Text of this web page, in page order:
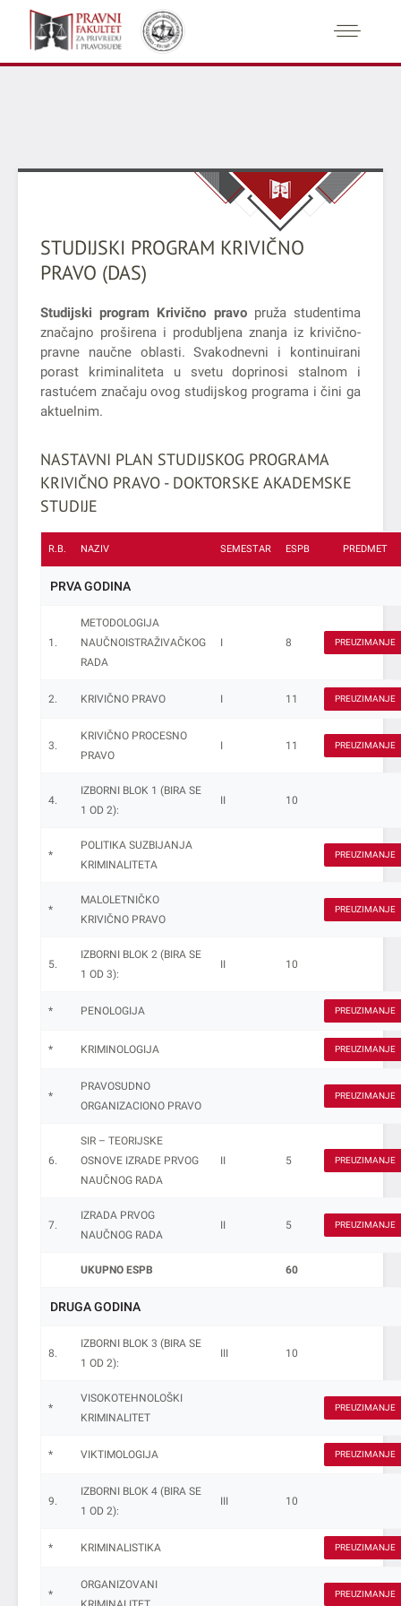
STUDIJSKI PROGRAM KRIVIČNO
PRAVO (DAS)
Studijski program Krivično pravopruža studentima
značajno proširena i produbljena znanja iz krivično-
pravne naučne oblasti. Svakodnevni i kontinuirani
porast kriminaliteta u svetu doprinosi stalnom i
rastućem značaju ovog studijskog programa i čini ga
aktuelnim.
NASTAVNI PLAN STUDIJSKOG PROGRAMA
KRIVIČNO PRAVO - DOKTORSKE AKADEMSKE
STUDIJE
R.B. NAZIV SEMESTAR ESPB PREDMET
PRVA GODINA
1.
METODOLOGIJA
NAUČNOISTRAŽIVAČKOG
RADA
I 8 PREUZIMANJE
2. KRIVIČNO PRAVO I 11 PREUZIMANJE
3.
KRIVIČNO PROCESNO
PRAVO
I 11 PREUZIMANJE
4.
IZBORNI BLOK 1 (BIRA SE
1 OD 2):
II 10
*
POLITIKA SUZBIJANJA
KRIMINALITETA
PREUZIMANJE
*
MALOLETNIČKO
KRIVIČNO PRAVO
PREUZIMANJE
5.
IZBORNI BLOK 2 (BIRA SE
1 OD 3):
II 10
* PENOLOGIJA PREUZIMANJE
* KRIMINOLOGIJA PREUZIMANJE
*
PRAVOSUDNO
ORGANIZACIONO PRAVO
PREUZIMANJE
6.
SIR – TEORIJSKE
OSNOVE IZRADE PRVOG
NAUČNOG RADA
II 5 PREUZIMANJE
7.
IZRADA PRVOG
NAUČNOG RADA
II 5 PREUZIMANJE
UKUPNO ESPB 60
DRUGA GODINA
8.
IZBORNI BLOK 3 (BIRA SE
1 OD 2):
III 10
*
VISOKOTEHNOLOŠKI
KRIMINALITET
PREUZIMANJE
* VIKTIMOLOGIJA PREUZIMANJE
9.
IZBORNI BLOK 4 (BIRA SE
1 OD 2):
III 10
* KRIMINALISTIKA PREUZIMANJE
*
ORGANIZOVANI
PREUZIMANJE